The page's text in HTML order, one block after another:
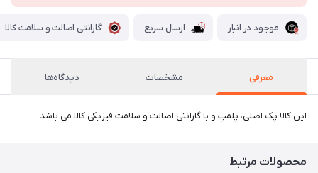
موجود در انبار ارسال سریع گارانتی اصالت و سلامت کالا
معرفی مشخصات دیدگاه‌ها
این کالا پک اصلی، پلمپ و با گارانتی اصالت و سلامت فیزیکی کالا می باشد.
محصولات مرتبط